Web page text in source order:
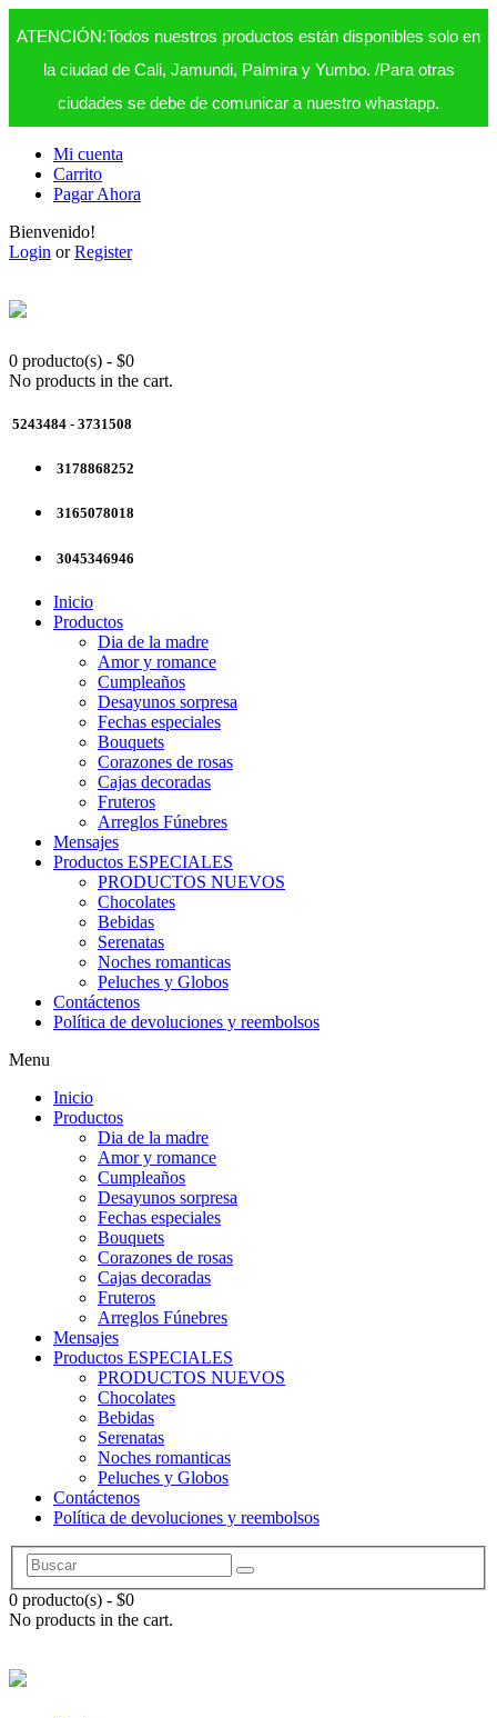
ATENCIÓN:Todos nuestros productos están disponibles solo en
la ciudad de Cali, Jamundi, Palmira y Yumbo. /Para otras
ciudades se debe de comunicar a nuestro whastapp.
Mi cuenta
Carrito
Pagar Ahora
Bienvenido!
Login orRegister
0 producto(s) - $0
No products in the cart.
5243484 - 3731508
3178868252
3165078018
3045346946
Inicio
Productos
Dia de la madre
Amor y romance
Cumpleaños
Desayunos sorpresa
Fechas especiales
Bouquets
Corazones de rosas
Cajas decoradas
Fruteros
Arreglos Fúnebres
Mensajes
Productos ESPECIALES
PRODUCTOS NUEVOS
Chocolates
Bebidas
Serenatas
Noches romanticas
Peluches y Globos
Contáctenos
Política de devoluciones y reembolsos
Menu
Inicio
Productos
Dia de la madre
Amor y romance
Cumpleaños
Desayunos sorpresa
Fechas especiales
Bouquets
Corazones de rosas
Cajas decoradas
Fruteros
Arreglos Fúnebres
Mensajes
Productos ESPECIALES
PRODUCTOS NUEVOS
Chocolates
Bebidas
Serenatas
Noches romanticas
Peluches y Globos
Contáctenos
Política de devoluciones y reembolsos
0 producto(s) - $0
No products in the cart.